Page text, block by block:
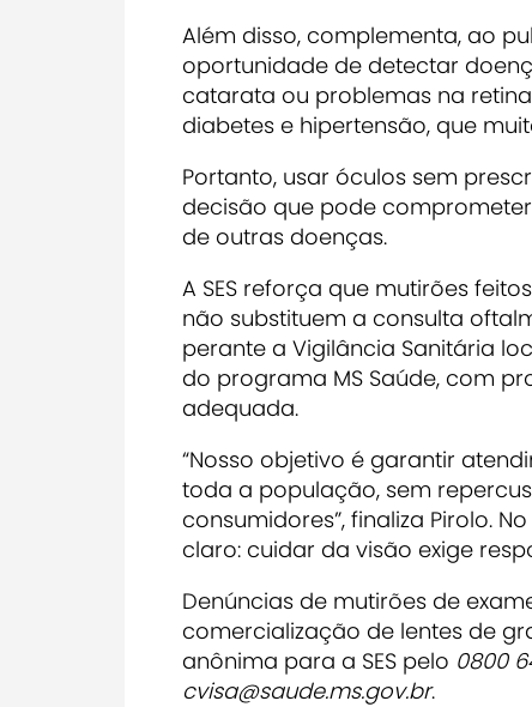
Além disso, complementa, ao
oportunidade de detectar
catarata ou problemas na
diabetes e hipertensão, que
Portanto, usar óculos sem
decisão que pode
de outras doenças.
A SES reforça que mutirões
não substituem a consulta
perante a Vigilância Sanitária
do programa MS Saúde, com
adequada.
“Nosso objetivo é garantir
toda a população, sem
consumidores”, finaliza Pirolo.
claro: cuidar da visão exige
Denúncias de mutirões de
comercialização de lentes de
anônima para a SES pelo 0800
cvisa@saude.ms.gov.br.